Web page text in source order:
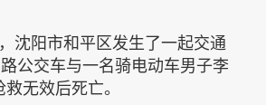
沈阳市和平区发生了一起交通
公交车与一名骑电动车男子李
无效后死亡。